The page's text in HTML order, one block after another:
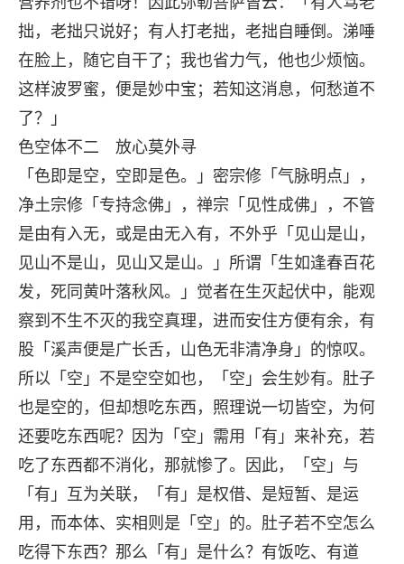
拙，老拙只说好；有人打老拙，老拙自睡倒。涕唾
在脸上，随它自干了；我也省力气，他也少烦恼。
这样波罗蜜，便是妙中宝；若知这消息，何愁道不
了？」
色空体不二 放心莫外寻
「色即是空，空即是色。」密宗修「气脉明点」，
净土宗修「专持念佛」，禅宗「见性成佛」，不管
是由有入无，或是由无入有，不外乎「见山是山，
见山不是山，见山又是山。」所谓「生如逢春百花
发，死同黄叶落秋风。」觉者在生灭起伏中，能观
察到不生不灭的我空真理，进而安住方便有余，有
股「溪声便是广长舌，山色无非清净身」的惊叹。
所以「空」不是空空如也，「空」会生妙有。肚子
也是空的，但却想吃东西，照理说一切皆空，为何
还要吃东西呢？因为「空」需用「有」来补充，若
吃了东西都不消化，那就惨了。因此，「空」与
「有」互为关联，「有」是权借、是短暂、是运
用，而本体、实相则是「空」的。肚子若不空怎么
吃得下东西？那么「有」是什么？有饭吃、有道